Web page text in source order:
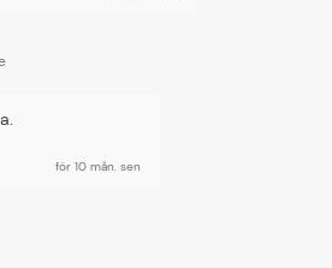
för 10 mån. sen